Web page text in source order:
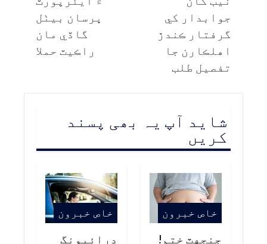
جوابدار کي
گرفتار ڪندڙ
اھلڪارن جا
تفصيل طلب
ڀرسان بيٺل
گاڏي مان
راڪيٽ حملا
شاید آپ یہ بھی پسند
کریں
خاص خبرون
جنجهٽ ختم!
خاص خبرون
ڊرائيونگ